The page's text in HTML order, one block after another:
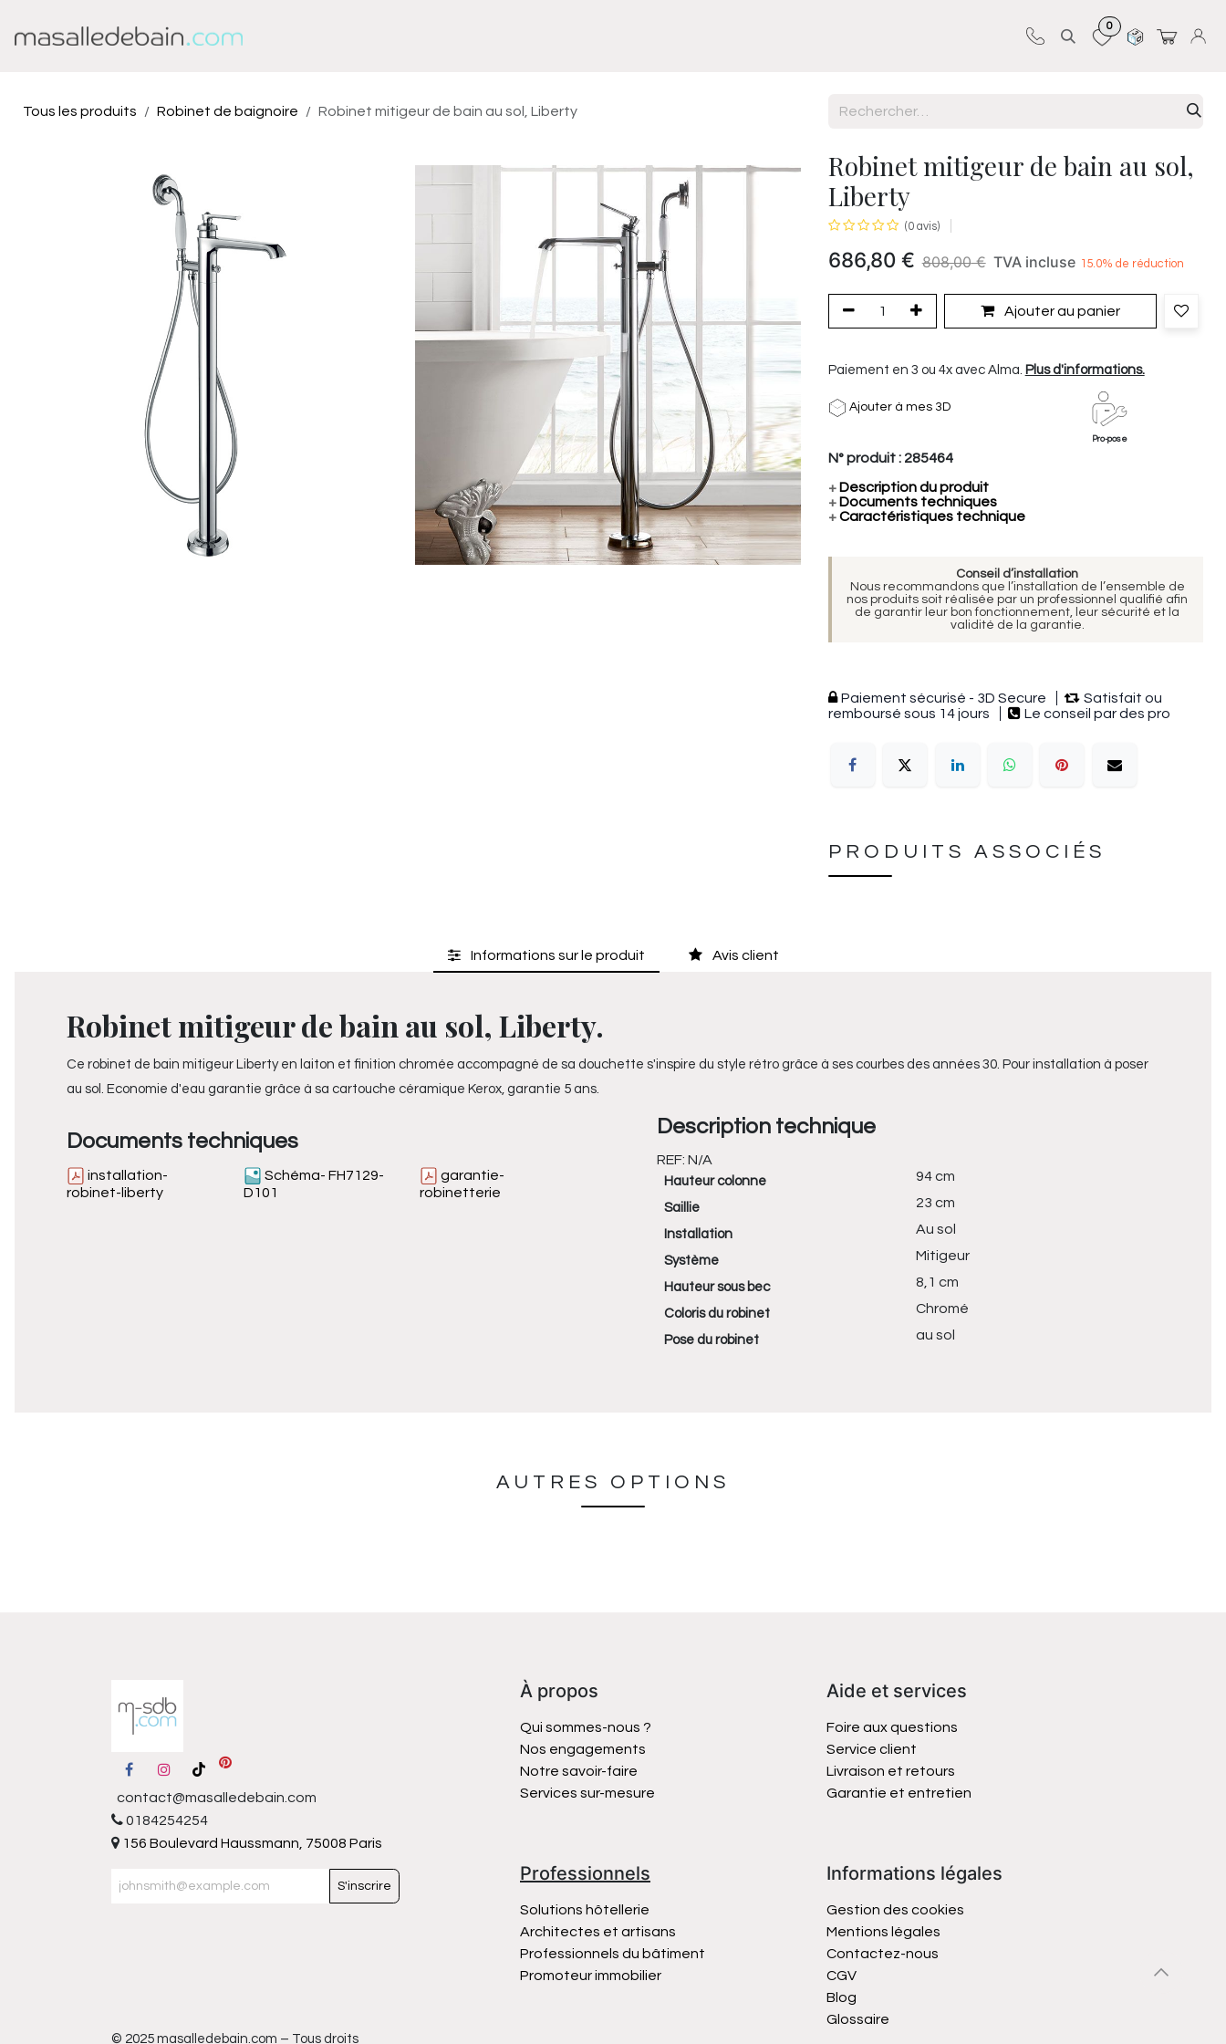
0
Tous les produits Robinet de baignoire Robinet mitigeur de bain au sol, Liberty
Robinet mitigeur de bain au sol,
Liberty
(0 avis)
686,80€ 808,00€ TVA incluse 15.0% de réduction
Ajouter au panier
Paiement en 3 ou 4x avec Alma. Plus d'informations.
Ajouter à mes 3D
Pro-pose
N° produit : 285464
+Description du produit
+Documents techniques
+Caractéristiques technique
Conseil d’installation
Nous recommandons que l’installation de l’ensemble de
nos produits soit réalisée par un professionnel qualifié afin
de garantir leur bon fonctionnement, leur sécurité et la
validité de la garantie.
Paiement sécurisé - 3D Secure
Satisfait ou
remboursé sous 14 jours
Le conseil par des pro
PRODUITS ASSOCIÉS
Informations sur le produit Avis client
Robinet mitigeur de bain au sol, Liberty.
Ce robinet de bain mitigeur Liberty en laiton et finition chromée accompagné de sa douchette s'inspire du style rétro grâce à ses courbes des années 30. Pour installation à poser
au sol. Economie d'eau garantie grâce à sa cartouche céramique Kerox, garantie 5 ans.
Documents techniques
installation-
robinet-liberty
Schéma- FH7129-
D101
garantie-
robinetterie
Description technique
REF: N/A
Hauteur colonne 94 cm
Saillie 23 cm
Installation Au sol
Système Mitigeur
Hauteur sous bec 8,1 cm
Coloris du robinet Chromé
Pose du robinet au sol
AUTRES OPTIONS
contact@masalledebain.com
0184254254
156 Boulevard Haussmann, 75008 Paris
S'inscrire
© 2025 masalledebain.com – Tous droits
Professionnels
Solutions hôtellerie
Architectes et artisans
Professionnels du bâtiment
Promoteur immobilier
À propos
Qui sommes-nous ?
Nos engagements
Notre savoir-faire
Services sur-mesure
Aide et services
Foire aux questions
Service client
Livraison et retours
Garantie et entretien
Informations légales
Gestion des cookies
Mentions légales
Contactez-nous
CGV
Blog
Glossaire